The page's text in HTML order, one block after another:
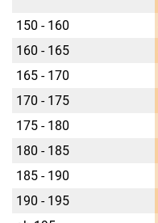
150 - 160
160 - 165
165 - 170
170 - 175
175 - 180
180 - 185
185 - 190
190 - 195